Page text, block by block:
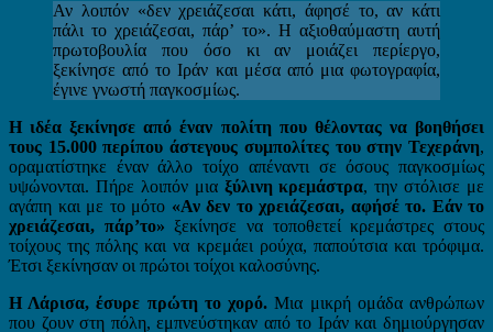
Αν λοιπόν «δεν χρειάζεσαι κάτι, άφησέ το, αν κάτι
πάλι το χρειάζεσαι, πάρ’ το». Η αξιοθαύμαστη αυτή
πρωτοβουλία που όσο κι αν μοιάζει περίεργο,
ξεκίνησε από το Ιράν και μέσα από μια φωτογραφία,
έγινε γνωστή παγκοσμίως.
Η ιδέα ξεκίνησε από έναν πολίτη που θέλοντας να βοηθήσει
τους 15.000 περίπου άστεγους συμπολίτες του στην Τεχεράνη,
οραματίστηκε έναν άλλο τοίχο απέναντι σε όσους παγκοσμίως
υψώνονται. Πήρε λοιπόν μιαξύλινη κρεμάστρα, την στόλισε με
αγάπη και με το μότο «Αν δεν το χρειάζεσαι, αφήσέ το. Εάν το
χρειάζεσαι, πάρ’το» ξεκίνησε να τοποθετεί κρεμάστρες στους
τοίχους της πόλης και να κρεμάει ρούχα, παπούτσια και τρόφιμα.
Έτσι ξεκίνησαν οι πρώτοι τοίχοι καλοσύνης.
Η Λάρισα, έσυρε πρώτη το χορό. Μια μικρή ομάδα ανθρώπων
που ζουν στη πόλη, εμπνεύστηκαν από το Ιράν και δημιούργησαν